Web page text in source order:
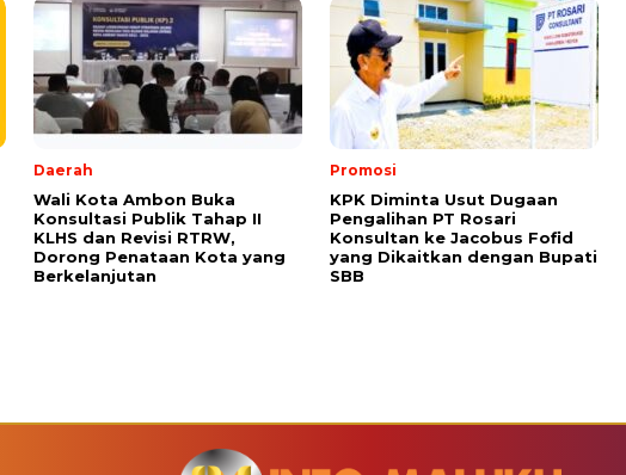
Daerah
Wali Kota Ambon Buka
Konsultasi Publik Tahap II
KLHS dan Revisi RTRW,
Dorong Penataan Kota yang
Berkelanjutan
Promosi
KPK Diminta Usut Dugaan
Pengalihan PT Rosari
Konsultan ke Jacobus Fofid
yang Dikaitkan dengan Bupati
SBB